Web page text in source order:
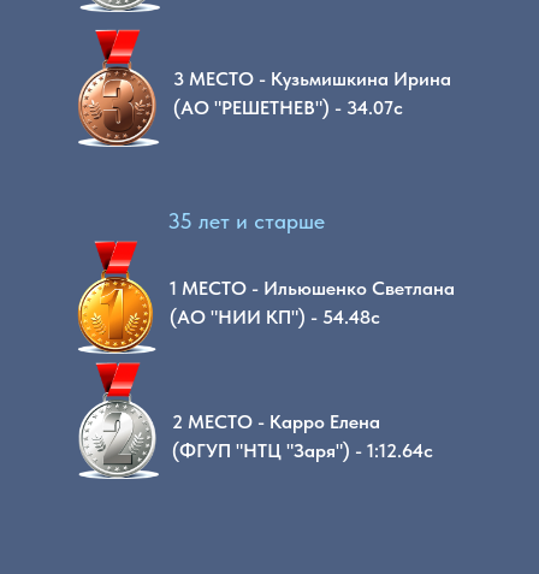
3 МЕСТО - Кузьмишкина Ирина
(АО "РЕШЕТНЕВ") - 34.07с
1 МЕСТО - Ильюшенко Светлана
(АО "НИИ КП") - 54.48с
2 МЕСТО - Карро Елена
(ФГУП "НТЦ "Заря") - 1:12.64с
35 лет и старше